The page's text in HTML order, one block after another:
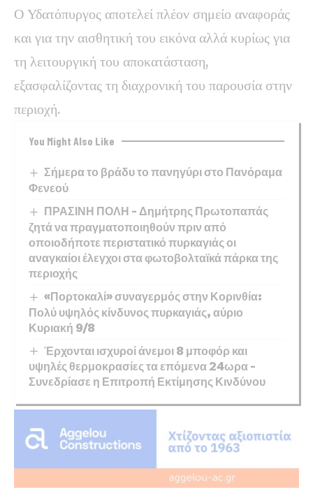
Ο Υδατόπυργος αποτελεί πλέον σημείο αναφοράς
και για την αισθητική του εικόνα αλλά κυρίως για
τη λειτουργική του αποκατάσταση,
εξασφαλίζοντας τη διαχρονική του παρουσία στην
περιοχή.
You Might Also Like
Σήμερα το βράδυ το πανηγύρι στο Πανόραμα
Φενεού
ΠΡΑΣΙΝΗ ΠΟΛΗ – Δημήτρης Πρωτοπαπάς
ζητά να πραγματοποιηθούν πριν από
οποιοδήποτε περιστατικό πυρκαγιάς οι
αναγκαίοι έλεγχοι στα φωτοβολταϊκά πάρκα της
περιοχής
«Πορτοκαλί» συναγερμός στην Κορινθία:
Πολύ υψηλός κίνδυνος πυρκαγιάς, αύριο
Κυριακή 9/8
Έρχονται ισχυροί άνεμοι 8 μποφόρ και
υψηλές θερμοκρασίες τα επόμενα 24ωρα –
Συνεδρίασε η Επιτροπή Εκτίμησης Κινδύνου